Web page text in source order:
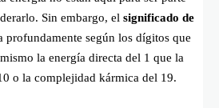
Sin embargo, el significado de
profundamente según los dígitos que
la energía directa del 1 que la
o la complejidad kármica del 19.